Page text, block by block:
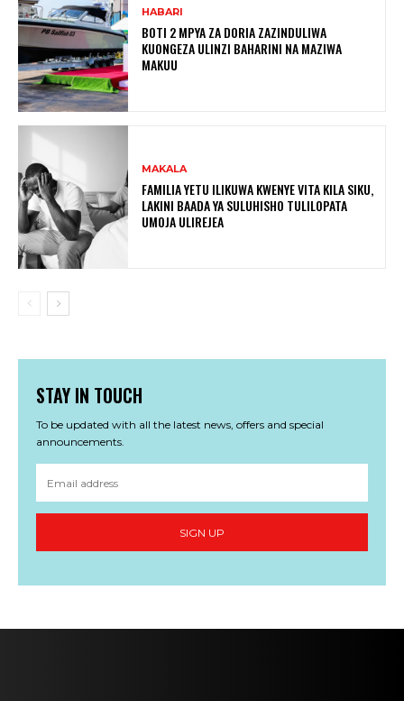
HABARI
BOTI 2 MPYA ZA DORIA ZAZINDULIWA
KUONGEZA ULINZI BAHARINI NA MAZIWA
MAKUU
MAKALA
FAMILIA YETU ILIKUWA KWENYE VITA KILA SIKU,
LAKINI BAADA YA SULUHISHO TULILOPATA
UMOJA ULIREJEA
STAY IN TOUCH
To be updated with all the latest news, offers and special
announcements.
SIGN UP